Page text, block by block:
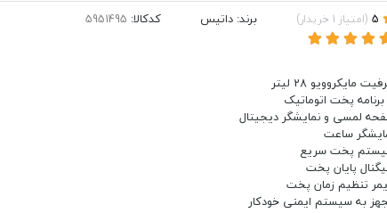
(امتیاز 1 خریدار) برند: داتیس کدکالا:
مایکروویو 28 لیتر
لمسی و نمایشگر دیجیتال
ساعت
پخت سریع
پایان پخت
تنظیم زمان پخت
به سیستم ایمنی خودکار